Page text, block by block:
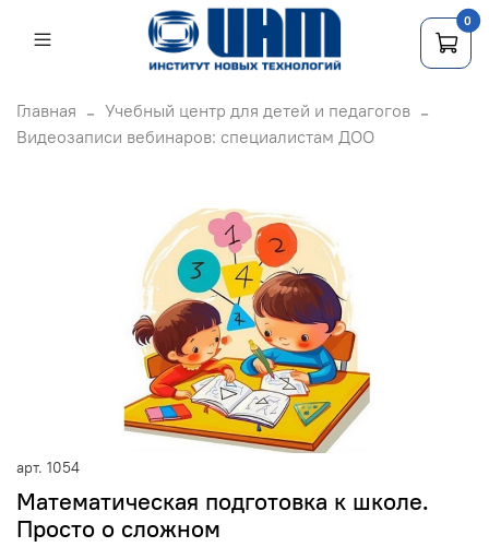
Главная
Учебный центр для детей и педагогов
Видеозаписи вебинаров: специалистам ДОО
арт. 1054
Математическая подготовка к школе.
Просто о сложном
0